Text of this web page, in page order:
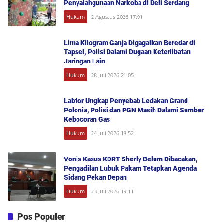
Penyalahgunaan Narkoba di Deli Serdang
Hukum 2 Agustus 2026 17:01
Lima Kilogram Ganja Digagalkan Beredar di
Tapsel, Polisi Dalami Dugaan Keterlibatan
Jaringan Lain
Hukum 28 Juli 2026 21:05
Labfor Ungkap Penyebab Ledakan Grand
Polonia, Polisi dan PGN Masih Dalami Sumber
Kebocoran Gas
Hukum 24 Juli 2026 18:52
Vonis Kasus KDRT Sherly Belum Dibacakan,
Pengadilan Lubuk Pakam Tetapkan Agenda
Sidang Pekan Depan
Hukum 23 Juli 2026 19:11
Pos Populer